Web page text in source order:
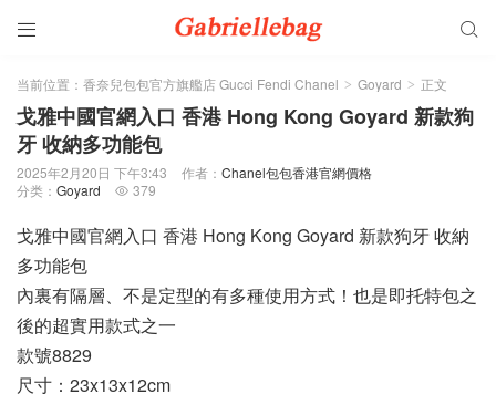
 
当前位置： 香奈兒包包官方旗艦店 Gucci Fendi Chanel > Goyard > 正文
戈雅中國官網入口 香港 Hong Kong Goyard 新款狗
牙 收納多功能包
2025年2月20日 下午3:43 作者： Chanel包包香港官網價格
分类： Goyard  379
戈雅中國官網入口 香港 Hong Kong Goyard 新款狗牙 收納
多功能包
內裏有隔層、不是定型的有多種使用方式！也是即托特包之
後的超實用款式之一
款號8829
尺寸：23x13x12cm